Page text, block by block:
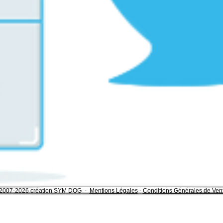
2026 création SYM DOG - Mentions Légales- Conditions Générales de